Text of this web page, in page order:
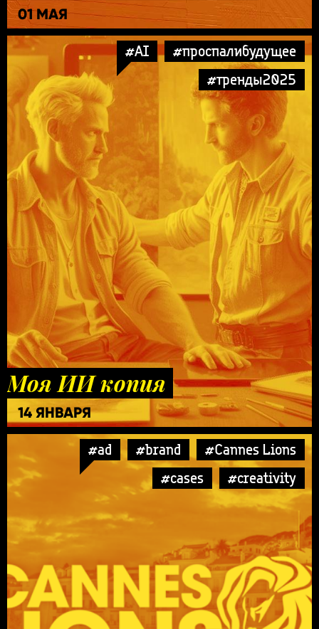
01 МАЯ
#AI
#проспалибудущее
#тренды2025
Моя ИИ копия
14 ЯНВАРЯ
#ad #brand
#Cannes Lions
#cases
#creativity